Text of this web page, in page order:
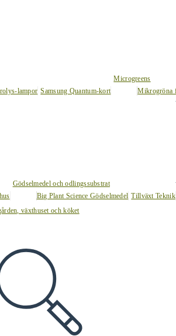
lampor Samsung Quantum-kort
Microgreens
Mikrogröna
Gödselmedel och odlingssubstrat
Big Plant Science Gödselmedel Tillväxt Teknik
växthuset och köket